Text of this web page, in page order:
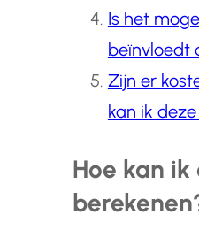
Is het
beïnvloedt
Zijn er
kan ik
Hoe kan